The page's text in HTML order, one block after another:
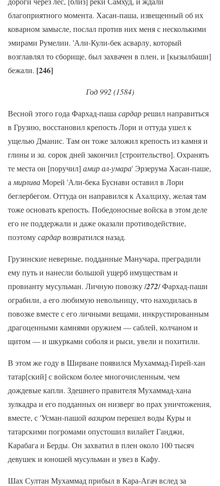
благоприятного момента. Хасан-паша, извещенный об их
коварном замысле, послал против них меня с несколькими
эмирами Румелии. 'Али-Кули-бек асварлу, который
возглавлял то сборище, был захвачен в плен, и [кызылбаши]
бежали. [246]
Год 992 (1584)
Весной этого года Фархад-паша сардаррешил направиться
в Грузию, восстановил крепость Лори и оттуда ушел к
ущелью Дманис. Там он тоже заложил крепость из камня и
глины и за. сорок дней закончил [строительство]. Охранять
те места он [поручил] амир ал-умара' Эрзерума Хасан-паше,
а мирливаМорей 'Али-бека Буснави оставил в Лори
беглербегом. Оттуда он направился к Ахалциху, желая там
тоже основать крепость. Победоносные войска в этом деле
его не поддержали и даже оказали противодействие,
поэтомусардарвозвратился назад.
Грузинские неверные, подданные Манучара, преградили
ему путь и нанесли большой ущерб имуществам и
провианту мусульман. Личную повозку /272/ Фархад-паши
ограбили, а его любимую невольницу, что находилась в
повозке вместе с его личными вещами, инкрустированным
драгоценными камнями оружием — саблей, колчаном и
щитом — и шкурками соболя и рыси, увели и похитили.
В этом же году в Ширване появился Мухаммад-Гирей-хан
татар[ский] с войском более многочисленным, чем
дождевые капли. Здешнего правителя Мухаммад-хана
зулкадра и его подданных он низверг во прах уничтожения,
вместе, с 'Усман-пашой вазиромперешел воды Куры и
татарскими погромами опустошил вилайет Ганджи,
Карабага и Берды. Он захватил в плен около 100 тысяч
девушек и юношей мусульман и увез в Кафу.
Шах Султан Мухаммад прибыл в Кара-Агач вслед за